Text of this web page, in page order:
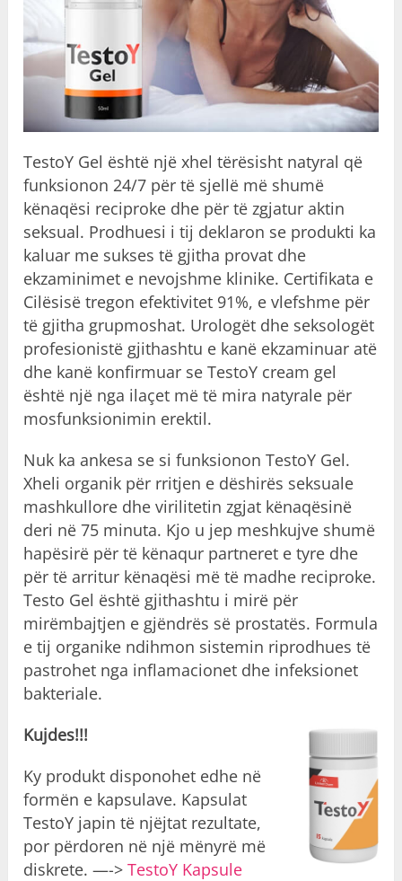
TestoY Gel është një xhel tërësisht natyral që
funksionon 24/7 për të sjellë më shumë
kënaqësi reciproke dhe për të zgjatur aktin
seksual. Prodhuesi i tij deklaron se produkti ka
kaluar me sukses të gjitha provat dhe
ekzaminimet e nevojshme klinike. Certifikata e
Cilësisë tregon efektivitet 91%, e vlefshme për
të gjitha grupmoshat. Urologët dhe seksologët
profesionistë gjithashtu e kanë ekzaminuar atë
dhe kanë konfirmuar se TestoY cream gel
është një nga ilaçet më të mira natyrale për
mosfunksionimin erektil.
Nuk ka ankesa se si funksionon TestoY Gel.
Xheli organik për rritjen e dëshirës seksuale
mashkullore dhe virilitetin zgjat kënaqësinë
deri në 75 minuta. Kjo u jep meshkujve shumë
hapësirë për të kënaqur partneret e tyre dhe
për të arritur kënaqësi më të madhe reciproke.
Testo Gel është gjithashtu i mirë për
mirëmbajtjen e gjëndrës së prostatës. Formula
e tij organike ndihmon sistemin riprodhues të
pastrohet nga inflamacionet dhe infeksionet
bakteriale.
Kujdes!!!
Ky produkt disponohet edhe në
formën e kapsulave. Kapsulat
TestoY japin të njëjtat rezultate,
por përdoren në një mënyrë më
diskrete. —->TestoY Kapsule